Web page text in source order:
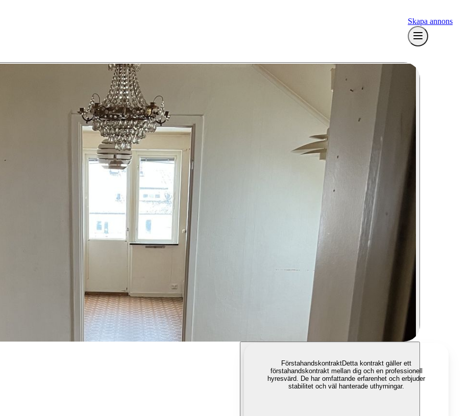
Skapa annons
FörstahandskontraktDetta kontrakt gäller ett
förstahandskontrakt mellan dig och en professionell
hyresvärd. De har omfattande erfarenhet och erbjuder
stabilitet och väl hanterade uthyrningar.